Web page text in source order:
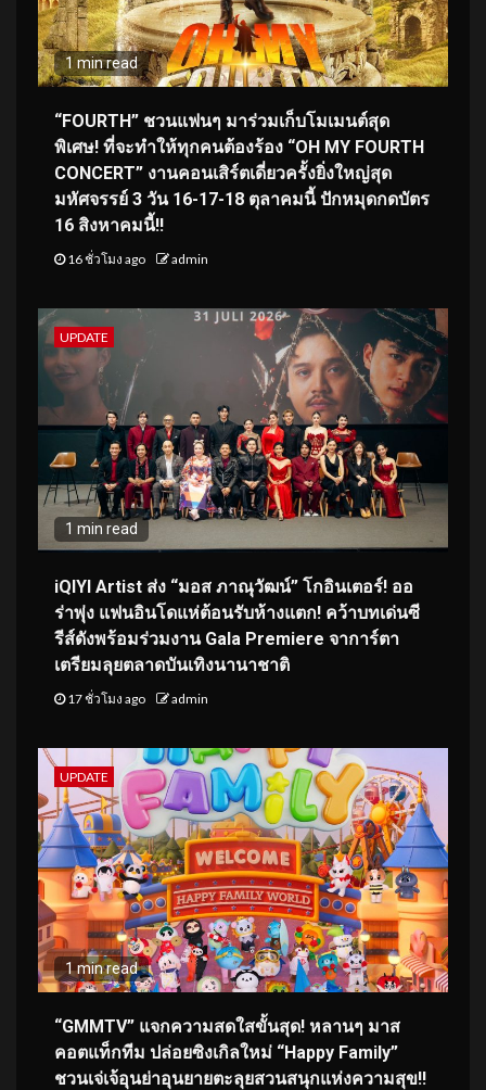
1 min read
“FOURTH” ชวนแฟนๆ มาร่วมเก็บโมเมนต์สุด
พิเศษ! ที่จะทำให้ทุกคนต้องร้อง “OH MY FOURTH
CONCERT” งานคอนเสิร์ตเดี่ยวครั้งยิ่งใหญ่สุด
มหัศจรรย์ 3 วัน 16-17-18 ตุลาคมนี้ ปักหมุดกดบัตร
16 สิงหาคมนี้!!
16 ชั่วโมง ago admin
UPDATE
1 min read
iQIYI Artist ส่ง “มอส ภาณุวัฒน์” โกอินเตอร์! ออ
ร่าพุ่ง แฟนอินโดแห่ต้อนรับห้างแตก! คว้าบทเด่นซี
รีส์ดังพร้อมร่วมงาน Gala Premiere จาการ์ตา
เตรียมลุยตลาดบันเทิงนานาชาติ
17 ชั่วโมง ago admin
UPDATE
1 min read
“GMMTV” แจกความสดใสขั้นสุด! หลานๆ มาส
คอตแท็กทีม ปล่อยซิงเกิลใหม่ “Happy Family”
ชวนเจ่เจ้อุนย่าอุนยายตะลุยสวนสนุกแห่งความสุข!!